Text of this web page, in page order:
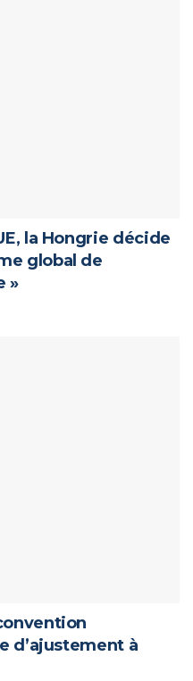
la Hongrie décide
global de
»
d’ajustement à